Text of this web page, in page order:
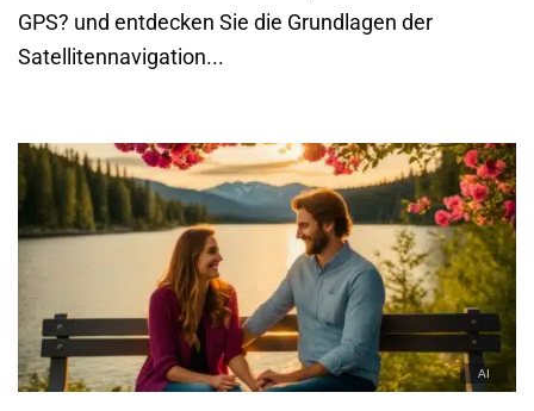
GPS? und entdecken Sie die Grundlagen der
Satellitennavigation...